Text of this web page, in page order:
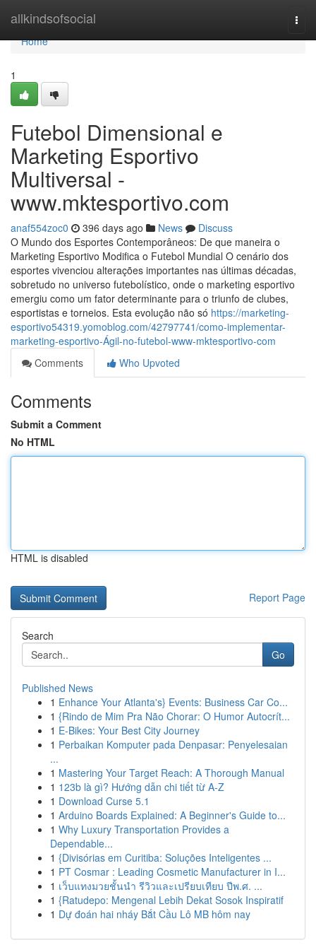
allkindsofsocial
Home
Home
1
Futebol Dimensional e
Marketing Esportivo
Multiversal -
www.mktesportivo.com
anaf554zoc0 396 days ago News
Discuss
O Mundo dos Esportes Contemporâneos: De que maneira o
Marketing Esportivo Modifica o Futebol Mundial O cenário dos
esportes vivenciou alterações importantes nas últimas décadas,
sobretudo no universo futebolístico, onde o marketing esportivo
emergiu como um fator determinante para o triunfo de clubes,
esportistas e torneios. Esta evolução não só https://marketing-
esportivo54319.yomoblog.com/42797741/como-implementar-
marketing-esportivo-Ágil-no-futebol-www-mktesportivo-com
Comments
Who Upvoted
Comments
Submit a Comment
No HTML
HTML is disabled
Report Page
Search
Go
Published News
1 Enhance Your Atlanta's} Events: Business Car Co...
1 {Rindo de Mim Pra Não Chorar: O Humor Autocrít...
1 E-Bikes: Your Best City Journey
1 Perbaikan Komputer pada Denpasar: Penyelesaian
...
1 Mastering Your Target Reach: A Thorough Manual
1 123b là gì? Hướng dẫn chi tiết từ A-Z
1 Download Curse 5.1
1 Arduino Boards Explained: A Beginner's Guide to...
1 Why Luxury Transportation Provides a
Dependable...
1 {Divisórias em Curitiba: Soluções Inteligentes ...
1 PT Cosmar : Leading Cosmetic Manufacturer in I...
1 เว็บแทงมวยชั้นนำ รีวิวและเปรียบเทียบ ปีพ.ศ. ...
1 {Ratudepo: Mengenal Lebih Dekat Sosok Inspiratif
1 Dự đoán hai nháy Bắt Cầu Lô MB hôm nay